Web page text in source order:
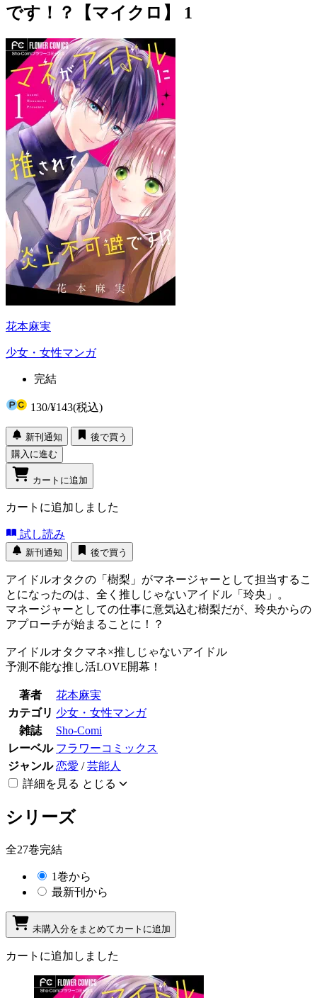
です！？【マイクロ】 1
花本麻実
少女・女性マンガ
完結
130/¥143(税込)
新刊通知
後で買う
購入に進む
カートに追加
カートに追加しました
試し読み
新刊通知 後で買う
アイドルオタクの「樹梨」がマネージャーとして担当するこ
とになったのは、全く推しじゃないアイドル「玲央」。
マネージャーとしての仕事に意気込む樹梨だが、玲央からの
アプローチが始まることに！？
アイドルオタクマネ×推しじゃないアイドル
予測不能な推し活LOVE開幕！
著者
花本麻実
カテゴリ 少女・女性マンガ
雑誌
Sho-Comi
レーベル フラワーコミックス
ジャンル 恋愛 /芸能人
詳細を見る とじる
シリーズ
全27巻完結
1巻から
最新刊から
未購入分をまとめてカートに追加
カートに追加しました